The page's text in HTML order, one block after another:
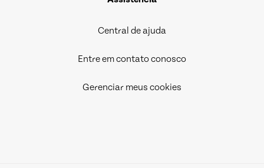
Central de ajuda
Entre em contato conosco
Gerenciar meus cookies